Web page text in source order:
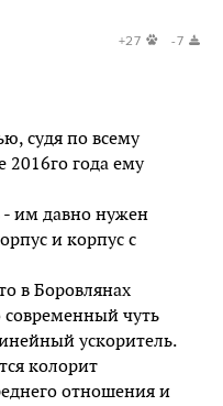
+27 -7
судя по всему
2016го года ему
- им давно нужен
и корпус с
в Боровлянах
современный чуть
ускоритель.
колорит
отношения и